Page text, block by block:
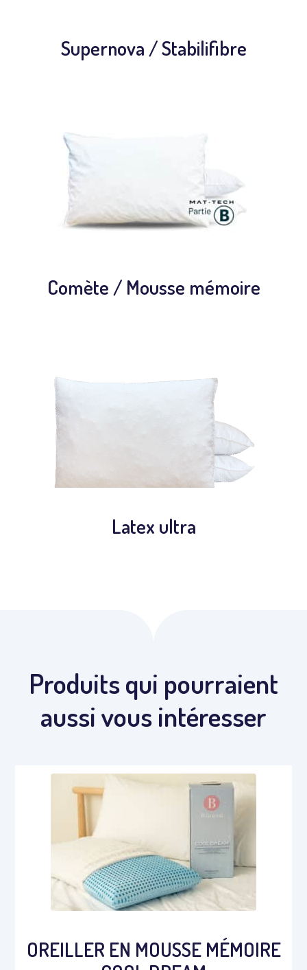
Supernova / Stabilifibre
Comète / Mousse mémoire
Latex ultra
Produits qui pourraient
aussi vous intéresser
OREILLER EN MOUSSE MÉMOIRE